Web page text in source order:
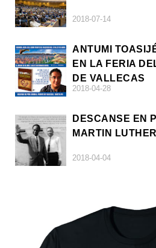
2018-07-14
ANTUMI
EN LA FERIA
DE VALLECAS
2018-04-28
DESCANSE EN
MARTIN
2018-04-04